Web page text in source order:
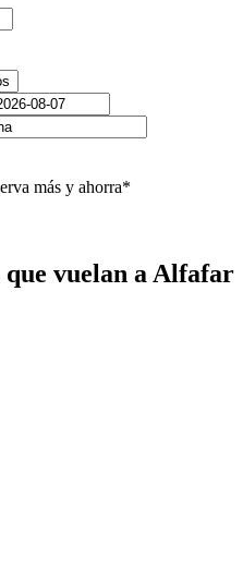
más y ahorra*
vuelan a Alfafar